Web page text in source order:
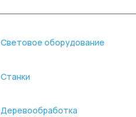
Световое оборудование
Станки
Деревообработка